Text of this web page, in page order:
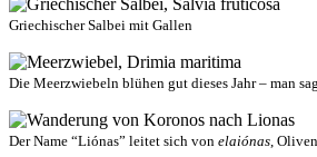
Griechischer Salbei mit Gallen
Die Meerzwiebeln blühen gut dieses Jahr – man
Der Name “Liónas” leitet sich von elaiónas ,